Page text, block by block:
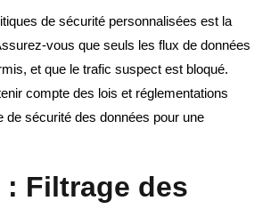
de sécurité personnalisées est la
vous que seuls les flux de données
et que le trafic suspect est bloqué.
compte des lois et réglementations
de sécurité des données pour une
: Filtrage des